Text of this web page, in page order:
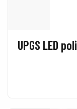
UPGS LED